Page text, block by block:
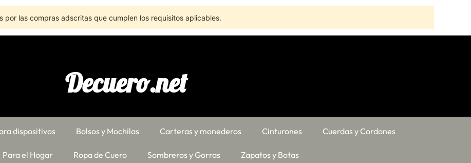
las compras adscritas que cumplen los requisitos aplicables.
Decuero.net
dispositivos Bolsos y Mochilas Carteras y monederos Cinturones Cuerdas y Cordones
Para el Hogar Ropa de Cuero Sombreros y Gorras Zapatos y Botas